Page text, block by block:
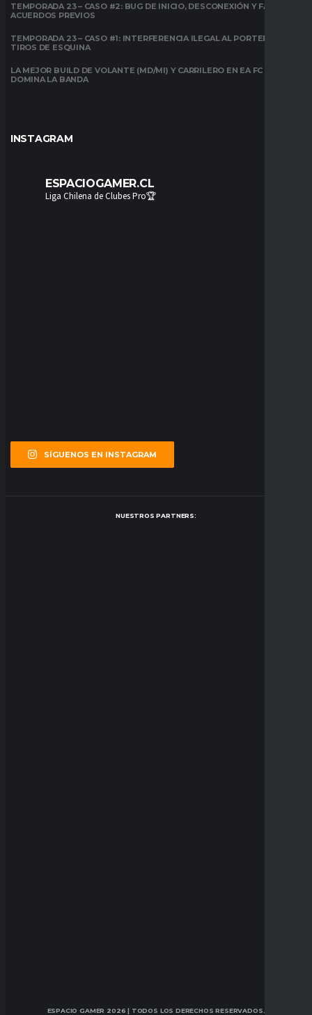
TEMPORADA 23 – CASO #2: BUG DE INICIO, DESCONEXIÓN Y FALTA DE
ACUERDOS PREVIOS
TEMPORADA 23 – CASO #1: INTERFERENCIA ILEGAL AL PORTERO EN
TIROS DE ESQUINA
LA MEJOR BUILD DE VOLANTE (MD/MI) Y CARRILERO EN EA FC 26:
DOMINA LA BANDA
INSTAGRAM
ESPACIOGAMER.CL
Liga Chilena de Clubes Pro🏆
SÍGUENOS EN INSTAGRAM
NUESTROS PARTNERS:
ESPACIO GAMER 2026 | TODOS LOS DERECHOS RESERVADOS.